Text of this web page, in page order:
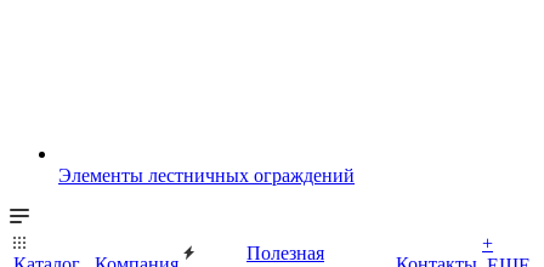
Элементы лестничных ограждений
Полезная
+